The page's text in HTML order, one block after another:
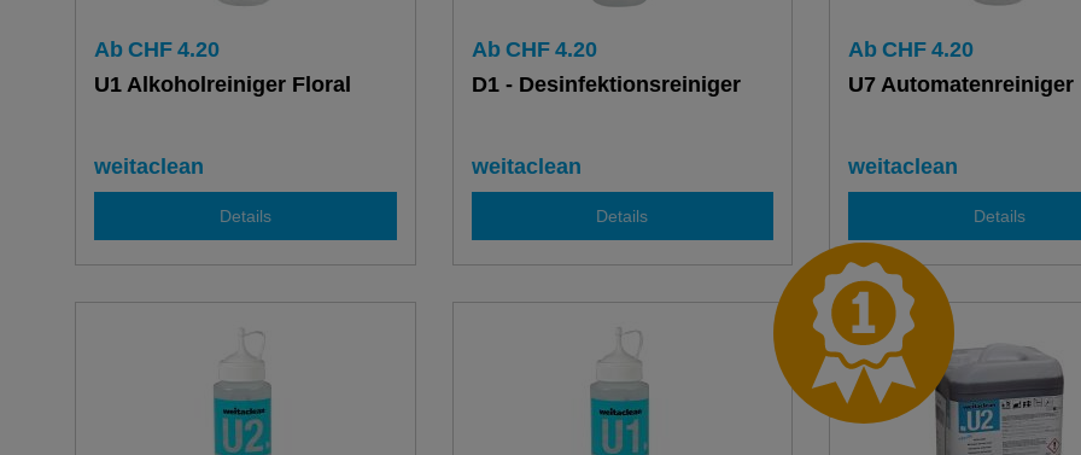
Ab CHF 4.20
U1 Alkoholreiniger Floral
weitaclean
Details
Ab CHF 4.20
D1 - Desinfektionsreiniger
weitaclean
Details
Ab CHF 4.20
U7 Automatenreiniger
weitaclean
Details